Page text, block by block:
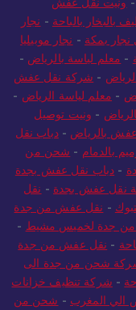
بالبخار بالباحة - نجار
بمكة - نجار موبيليا
- معلم لياسة بالرياض -
- شركة نقل عفش
- معلم لياسة الرياض -
- ونيت توصيل
بالرياض -دباب نقل
بالدمام - شحن من
- دباب نقل عفش بجدة
نقل عفش بجدة - نقل
- نقل عفش من جدة
جدة لخميس مشيط -
- نقل عفش من جدة
شحن من جدة الى
- شركة تنظيف خزانات
الي المغرب - شحن من